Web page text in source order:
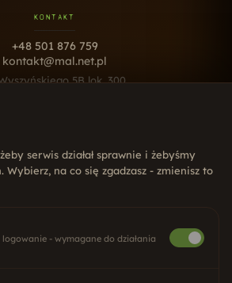
KONTAKT
+48 501 876 759
kontakt@mal.net.pl
5B lok. 300
Strony internetowe
Gry dla firm
serwis działał sprawnie i żebyśmy
Wybierz, na co się zgadzasz - zmienisz to
logowanie - wymagane do działania